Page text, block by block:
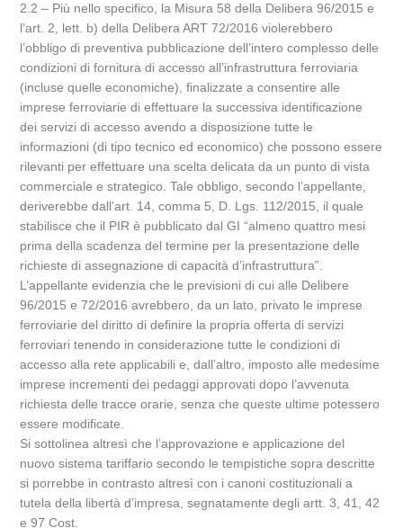
2.2 – Più nello specifico, la Misura 58 della Delibera 96/2015 e
l’art. 2, lett. b) della Delibera ART 72/2016 violerebbero
l’obbligo di preventiva pubblicazione dell’intero complesso delle
condizioni di fornitura di accesso all’infrastruttura ferroviaria
(incluse quelle economiche), finalizzate a consentire alle
imprese ferroviarie di effettuare la successiva identificazione
dei servizi di accesso avendo a disposizione tutte le
informazioni (di tipo tecnico ed economico) che possono essere
rilevanti per effettuare una scelta delicata da un punto di vista
commerciale e strategico. Tale obbligo, secondo l’appellante,
deriverebbe dall’art. 14, comma 5, D. Lgs. 112/2015, il quale
stabilisce che il PIR è pubblicato dal GI “almeno quattro mesi
prima della scadenza del termine per la presentazione delle
richieste di assegnazione di capacità d’infrastruttura”.
L’appellante evidenzia che le previsioni di cui alle Delibere
96/2015 e 72/2016 avrebbero, da un lato, privato le imprese
ferroviarie del diritto di definire la propria offerta di servizi
ferroviari tenendo in considerazione tutte le condizioni di
accesso alla rete applicabili e, dall’altro, imposto alle medesime
imprese incrementi dei pedaggi approvati dopo l’avvenuta
richiesta delle tracce orarie, senza che queste ultime potessero
essere modificate.
Si sottolinea altresì che l’approvazione e applicazione del
nuovo sistema tariffario secondo le tempistiche sopra descritte
si porrebbe in contrasto altresì con i canoni costituzionali a
tutela della libertà d’impresa, segnatamente degli artt. 3, 41, 42
e 97 Cost.